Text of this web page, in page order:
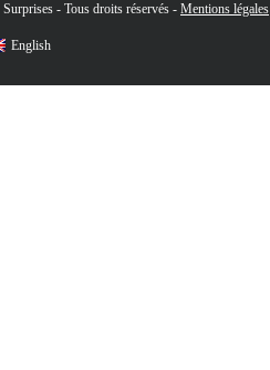
- Tous droits réservés - Mentions légales
English